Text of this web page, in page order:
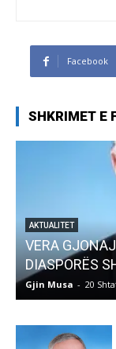
Facebook
SHKRIMET E
EMËR I NJOHUR
NË ITALI
1